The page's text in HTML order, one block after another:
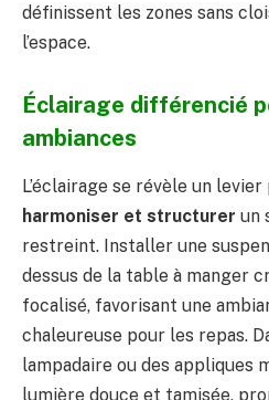
définissent les zones sans
l’espace.
Éclairage différencié
ambiances
L’éclairage se révèle un
harmoniser et structurer un
restreint. Installer une
dessus de la table à manger
focalisé, favorisant une
chaleureuse pour les repas.
lampadaire ou des appliques
lumière douce et tamisée,